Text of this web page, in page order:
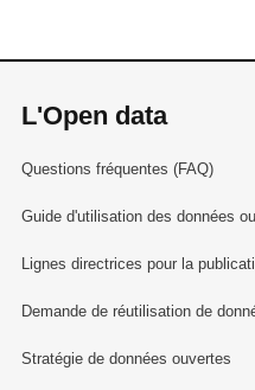
L'Open data
Questions fréquentes (FAQ)
Guide d'utilisation des données
Lignes directrices pour la
Demande de réutilisation de
Stratégie de données ouvertes